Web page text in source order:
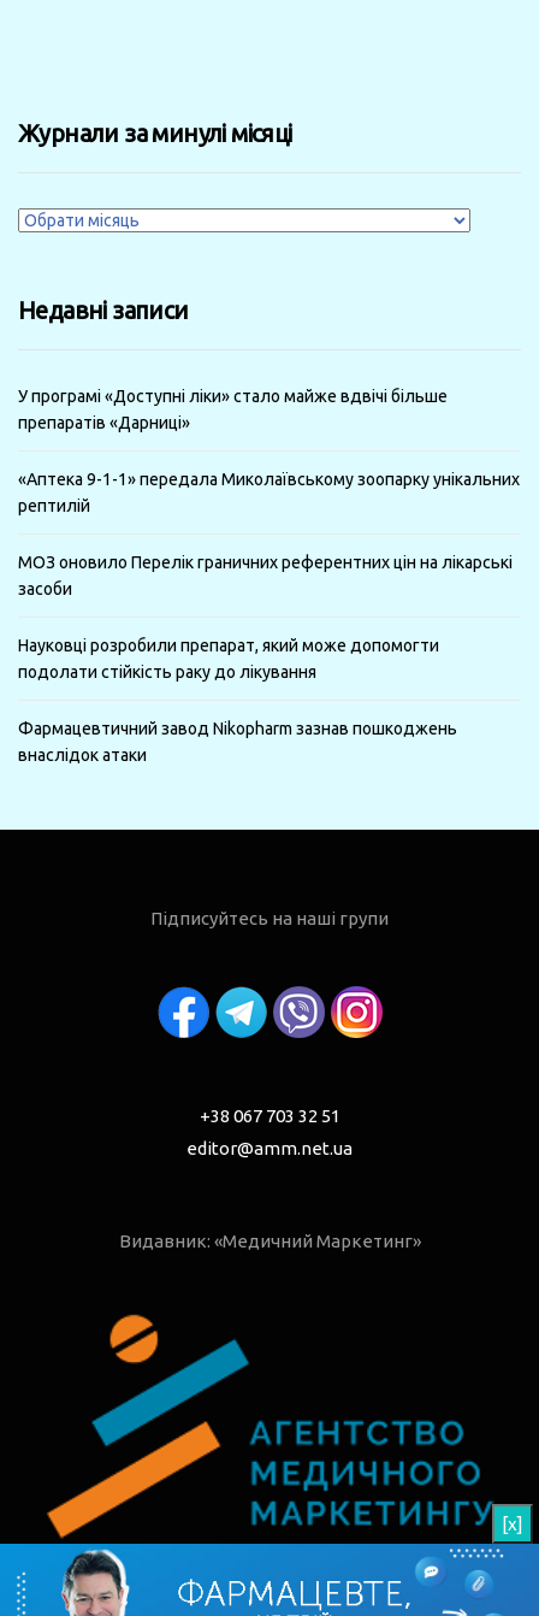
Журнали за минулі місяці
Журнали
місяці
Недавні записи
У програмі «Доступні ліки» стало майже вдвічі більше
препаратів «Дарниці»
«Аптека 9-1-1» передала Миколаївському зоопарку унікальних
рептилій
МОЗ оновило Перелік граничних референтних цін на лікарські
засоби
Науковці розробили препарат, який може допомогти
подолати стійкість раку до лікування
Фармацевтичний завод Nikopharm зазнав пошкоджень
внаслідок атаки
Підписуйтесь на наші групи
+38 067 703 32 51
editor@amm.net.ua
Видавник: «Медичний Маркетинг»
[x]